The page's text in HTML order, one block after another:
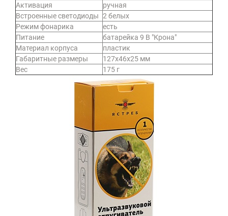
Активация
ручная
Встроенные светодиоды 2 белых
Режим фонарика
есть
Питание
батарейка 9 В "Крона"
Материал корпуса
пластик
Габаритные размеры
127х46х25 мм
Вес
175 г